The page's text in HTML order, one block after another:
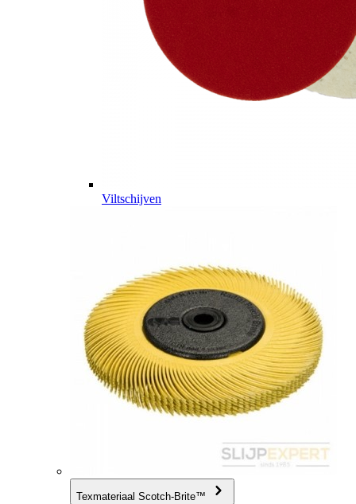
Viltschijven
Texmateriaal Scotch-Brite™